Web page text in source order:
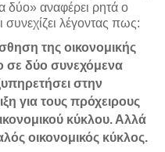
δύο» αναφέρει ρητά ο
συνεχίζει λέγοντας πως:
της οικονομικής
σε δύο συνεχόμενα
στην
για τους πρόχειρους
κύκλου. Αλλά
οικονομικός κύκλος.